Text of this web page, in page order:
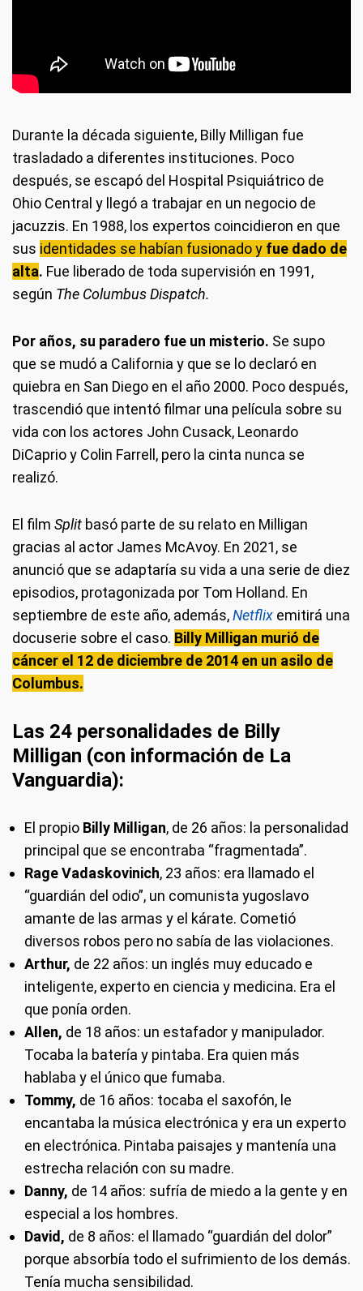
Durante la década siguiente, Billy Milligan fue
trasladado a diferentes instituciones. Poco
después, se escapó del Hospital Psiquiátrico de
Ohio Central y llegó a trabajar en un negocio de
jacuzzis. En 1988, los expertos coincidieron en que
sus identidades se habían fusionado y fue dado de
alta. Fue liberado de toda supervisión en 1991,
según The Columbus Dispatch.
Por años, su paradero fue un misterio. Se supo
que se mudó a California y que se lo declaró en
quiebra en San Diego en el año 2000. Poco después,
trascendió que intentó filmar una película sobre su
vida con los actores John Cusack, Leonardo
DiCaprio y Colin Farrell, pero la cinta nunca se
realizó.
El film Split basó parte de su relato en Milligan
gracias al actor James McAvoy. En 2021, se
anunció que se adaptaría su vida a una serie de diez
episodios, protagonizada por Tom Holland. En
septiembre de este año, además,Netflix emitirá una
docuserie sobre el caso. Billy Milligan murió de
cáncer el 12 de diciembre de 2014 en un asilo de
Columbus.
Las 24 personalidades de Billy
Milligan (con información de La
Vanguardia):
El propio Billy Milligan, de 26 años: la personalidad
principal que se encontraba “fragmentada”.
Rage Vadaskovinich, 23 años: era llamado el
“guardián del odio”, un comunista yugoslavo
amante de las armas y el kárate. Cometió
diversos robos pero no sabía de las violaciones.
Arthur, de 22 años: un inglés muy educado e
inteligente, experto en ciencia y medicina. Era el
que ponía orden.
Allen, de 18 años: un estafador y manipulador.
Tocaba la batería y pintaba. Era quien más
hablaba y el único que fumaba.
Tommy, de 16 años: tocaba el saxofón, le
encantaba la música electrónica y era un experto
en electrónica. Pintaba paisajes y mantenía una
estrecha relación con su madre.
Danny, de 14 años: sufría de miedo a la gente y en
especial a los hombres.
David, de 8 años: el llamado “guardián del dolor”
porque absorbía todo el sufrimiento de los demás.
Tenía mucha sensibilidad.